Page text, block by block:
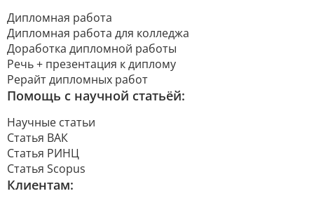
Дипломная работа
Дипломная работа для колледжа
Доработка дипломной работы
Речь + презентация к диплому
Рерайт дипломных работ
Помощь с научной статьёй:
Научные статьи
Статья ВАК
Статья РИНЦ
Статья Scopus
Клиентам: